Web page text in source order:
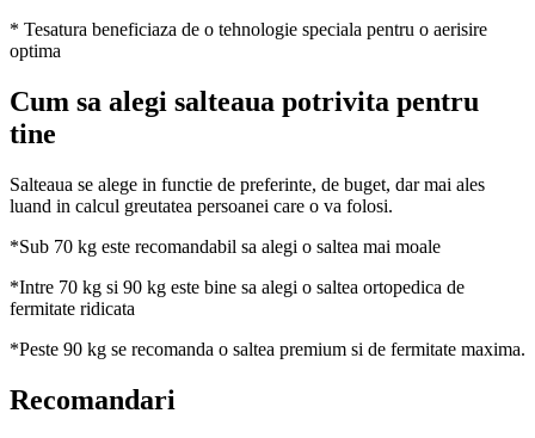
* Tesatura beneficiaza de o tehnologie speciala pentru o aerisire
optima
Cum sa alegi salteaua potrivita pentru
tine
Salteaua se alege in functie de preferinte, de buget, dar mai ales
luand in calcul greutatea persoanei care o va folosi.
*Sub 70 kg este recomandabil sa alegi o saltea mai moale
*Intre 70 kg si 90 kg este bine sa alegi o saltea ortopedica de
fermitate ridicata
*Peste 90 kg se recomanda o saltea premium si de fermitate maxima.
Recomandari